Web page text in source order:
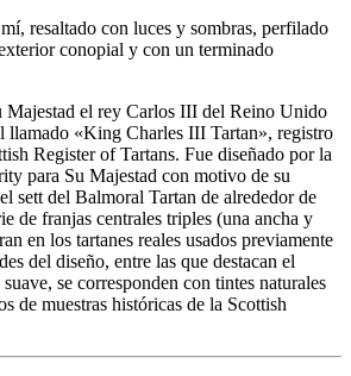
resaltado con luces y sombras, perfilado
conopial y con un terminado
Majestad el rey Carlos III del Reino Unido
llamado «King Charles III Tartan», registro
Register of Tartans. Fue diseñado por la
para Su Majestad con motivo de su
sett del Balmoral Tartan de alrededor de
de franjas centrales triples (una ancha y
en los tartanes reales usados previamente
del diseño, entre las que destacan el
se corresponden con tintes naturales
de muestras históricas de la Scottish